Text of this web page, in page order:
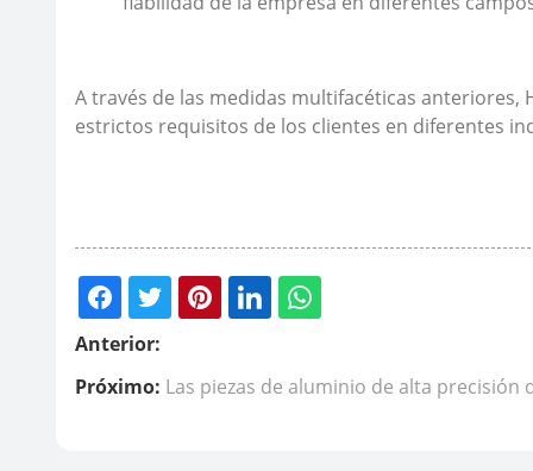
A través de las medidas multifacéticas anteriores,
estrictos requisitos de los clientes en diferentes
Anterior:
Próximo: Las piezas de aluminio de alta